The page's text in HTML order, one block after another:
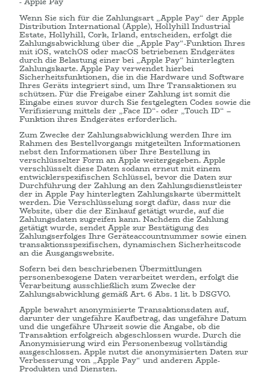
Wenn Sie sich für die Zahlungsart „Apple Pay“ der Apple
Distribution International (Apple), Hollyhill Industrial
Estate, Hollyhill, Cork, Irland, entscheiden, erfolgt die
Zahlungsabwicklung über die „Apple Pay“-Funktion Ihres
mit iOS, watchOS oder macOS betriebenen Endgerätes
durch die Belastung einer bei „Apple Pay“ hinterlegten
Zahlungskarte. Apple Pay verwendet hierbei
Sicherheitsfunktionen, die in die Hardware und Software
Ihres Geräts integriert sind, um Ihre Transaktionen zu
schützen. Für die Freigabe einer Zahlung ist somit die
Eingabe eines zuvor durch Sie festgelegten Codes sowie die
Verifizierung mittels der „Face ID“- oder „Touch ID“ –
Funktion ihres Endgerätes erforderlich.
Zum Zwecke der Zahlungsabwicklung werden Ihre im
Rahmen des Bestellvorgangs mitgeteilten Informationen
nebst den Informationen über Ihre Bestellung in
verschlüsselter Form an Apple weitergegeben. Apple
verschlüsselt diese Daten sodann erneut mit einem
entwicklerspezifischen Schlüssel, bevor die Daten zur
Durchführung der Zahlung an den Zahlungsdienstleister
der in Apple Pay hinterlegten Zahlungskarte übermittelt
werden. Die Verschlüsselung sorgt dafür, dass nur die
Website, über die der Einkauf getätigt wurde, auf die
Zahlungsdaten zugreifen kann. Nachdem die Zahlung
getätigt wurde, sendet Apple zur Bestätigung des
Zahlungserfolges Ihre Geräteaccountnummer sowie einen
transaktionsspezifischen, dynamischen Sicherheitscode
an die Ausgangswebsite.
Sofern bei den beschriebenen Übermittlungen
personenbezogene Daten verarbeitet werden, erfolgt die
Verarbeitung ausschließlich zum Zwecke der
Zahlungsabwicklung gemäß Art. 6 Abs. 1 lit. b DSGVO.
Apple bewahrt anonymisierte Transaktionsdaten auf,
darunter der ungefähre Kaufbetrag, das ungefähre Datum
und die ungefähre Uhrzeit sowie die Angabe, ob die
Transaktion erfolgreich abgeschlossen wurde. Durch die
Anonymisierung wird ein Personenbezug vollständig
ausgeschlossen. Apple nutzt die anonymisierten Daten zur
Verbesserung von „Apple Pay“ und anderen Apple-
Produkten und Diensten.